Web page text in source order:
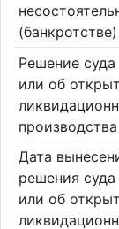
(банкротстве)
Решение
или об
производства
Дата
решения
или об